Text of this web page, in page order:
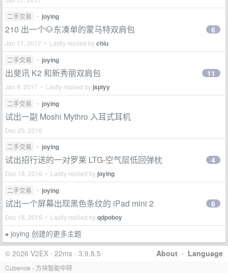
二手交易
• joying
210 出一个🐶东凑单的蒙马特双肩包
Jan 11, 2017 • Lastly replied bychiu
6
二手交易 • joying
出斐讯 K2 和新秀丽双肩包
Jan 8, 2017 • Lastly replied by jsplyy
11
二手交易 • joying
试出一副 Moshi Mythro 入耳式耳机
Dec 25, 2016
二手交易
• joying
试出招行送的一对罗莱 LTG-空气层低回弹枕
Dec 18, 2016 • Lastly replied by joying
4
二手交易 • joying
试出一个屏幕出现黑色条纹的 iPad mini 2
Dec 18, 2016 • Lastly replied byqdpoboy
6
» joying 创建的更多主题
About · Language
© 2026 V2EX · 22ms · 3.9.8.5
Cubence - 方块智能中转